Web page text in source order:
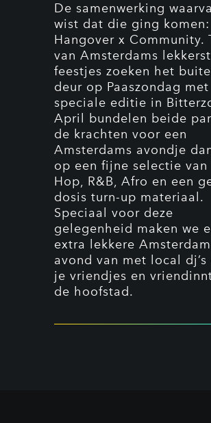
De samenwerking
wist dat die ging komen:
Hangover x Community.
van Amsterdams
feestjes zoeken het
deur op Paaszondag met
speciale editie in
April bundelen beide
de krachten voor een
Amsterdams avondje
op een fijne selectie van
Hop, R&B, Afro en een
dosis turn-up materiaal.
Speciaal voor deze
gelegenheid maken we
extra lekkere
avond van met local dj’s
je vriendjes en
de hoofstad.